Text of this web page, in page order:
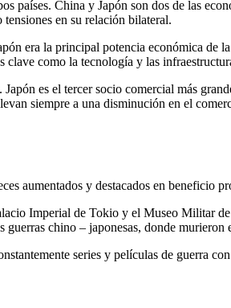
países. China y Japón son dos de las
en su relación bilateral.
era la principal potencia económica de
como la tecnología y las
es el tercer socio comercial más
siempre a una disminución en el
aumentados y destacados en beneficio
Imperial de Tokio y el Museo Militar
chino – japonesas, donde
series y películas de guerra